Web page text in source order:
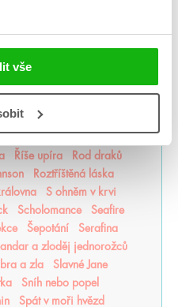
vše
sliby
Příběh magie
Princezna popela
noci
Projekt Alfa
Pupíky
Říše upíra
Rod draků
Roztříštěná láska
S ohněm v krvi
Scholomance
Seafire
Šepotání
Serafina
a zloděj jednorožců
a zla
Slavné Jane
Sníh nebo popel
Spát v moři hvězd